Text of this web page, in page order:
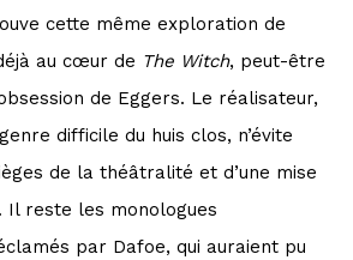
cette même exploration de
au cœur de The Witch, peut-être
de Eggers. Le réalisateur,
difficile du huis clos, n’évite
de la théâtralité et d’une mise
Il reste les monologues
par Dafoe, qui auraient pu